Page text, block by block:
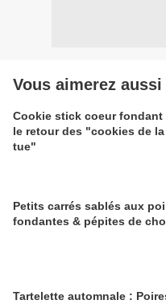
Vous aimerez aussi
Cookie stick coeur fondant
le retour des "cookies de
tue"
Petits carrés sablés aux
fondantes & pépites de
Tartelette automnale :